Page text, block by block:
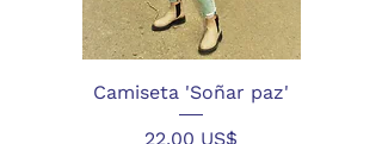
Camiseta 'Soñar paz'
Precio
22,00 US$